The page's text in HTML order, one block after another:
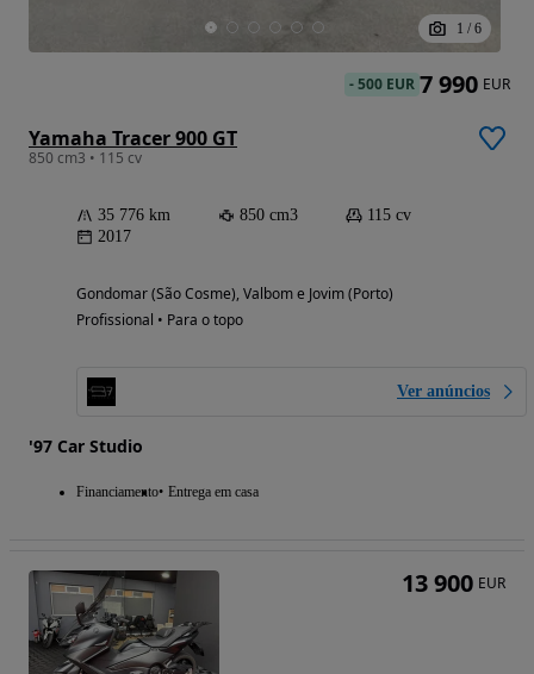
1 / 6
Yamaha Tracer 900 GT
850 cm3 • 115 cv
35 776 km 850 cm3
115 cv
2017
Gondomar (São Cosme), Valbom e Jovim (Porto)
Profissional • Para o topo
Ver anúncios
'97 Car Studio
Financiamento Entrega em casa
-500 EUR 7 990 EUR
13 900 EUR